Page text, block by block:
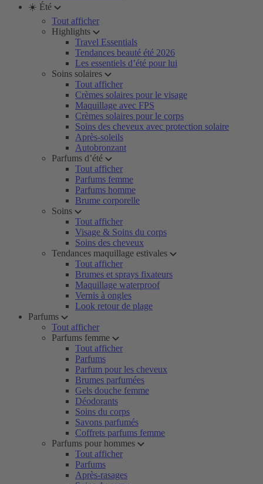
☀️ Été
Tout afficher
Highlights
Travel Essentials
Tendances beauté été 2026
Les essentiels d’été pour lui
Soins solaires
Tout afficher
Crèmes solaires pour le visage
Maquillage avec FPS
Crèmes solaires pour le corps
Soins des cheveux avec protection solaire
Après-soleils
Autobronzant
Parfums d’été
Tout afficher
Parfums femme
Parfums homme
Brume corporelle
Soins
Tout afficher
Visage & Soins du corps
Soins des cheveux
Tendances maquillage estivales
Tout afficher
Brumes et sprays fixateurs
Maquillage waterproof
Vernis à ongles
Look retour de plage
Parfums
Tout afficher
Parfums femme
Tout afficher
Parfums
Parfum pour les cheveux
Brumes parfumées
Gels douche femme
Déodorants
Soins du corps
Savons parfumés
Coffrets parfums femme
Parfums pour hommes
Tout afficher
Parfums
Après-rasages